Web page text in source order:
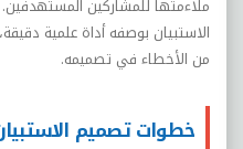
ملاءمتها للمشاركين
الاستبيان بوصفه أداة علمية
من الأخطاء في تصميمه.
خطوات تصميم